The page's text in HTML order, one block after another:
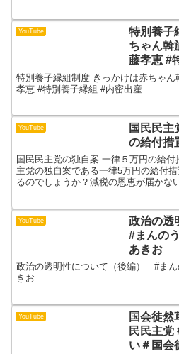
YouTube
特別養子
ちゃん斡
藤孝恵 #
特別養子縁組制度 きっかけは赤ちゃ
孝恵 #特別養子縁組 #内密出産
YouTube
国民民主
の給付措
国民民主党の独自案 一律５万円の給
主党の独自案である一律5万円の給付
るのでしょうか？減税の恩恵が届かな
YouTube
政治の透
#まんのう町 #国民民
あきお
政治の透明性について（後編） #まん
きお
YouTube
国会徒然
民民主党
い＃国会